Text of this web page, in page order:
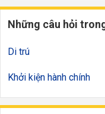
Những câu hỏi
Di trú
Khởi kiện hành chính